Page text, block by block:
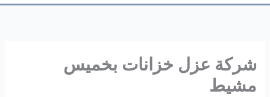
شركة عزل خزانات بخميس
مشيط